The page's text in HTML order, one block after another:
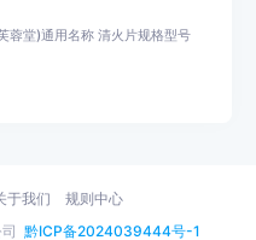
蓉堂)通用名称 清火片规格型号
黔ICP备2024039444号-1
于我们 规则中心